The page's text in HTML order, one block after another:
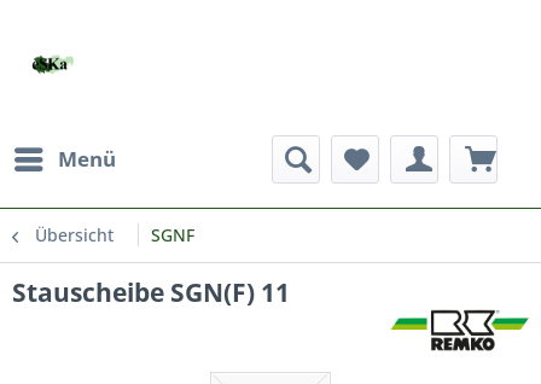
Menü
Übersicht SGNF
Stauscheibe SGN(F) 11